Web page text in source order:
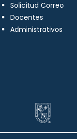
Solicitud Correo
Docentes
Administrativos